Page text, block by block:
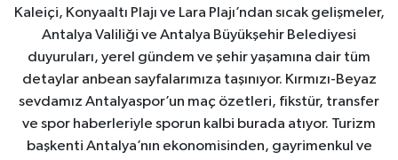
Kaleiçi, Konyaaltı Plajı ve Lara Plajı’ndan sıcak gelişmeler,
Antalya Valiliği ve Antalya Büyükşehir Belediyesi
duyuruları, yerel gündem ve şehir yaşamına dair tüm
detaylar anbean sayfalarımıza taşınıyor. Kırmızı-Beyaz
sevdamız Antalyaspor’un maç özetleri, fikstür, transfer
ve spor haberleriyle sporun kalbi burada atıyor. Turizm
başkenti Antalya’nın ekonomisinden, gayrimenkul ve